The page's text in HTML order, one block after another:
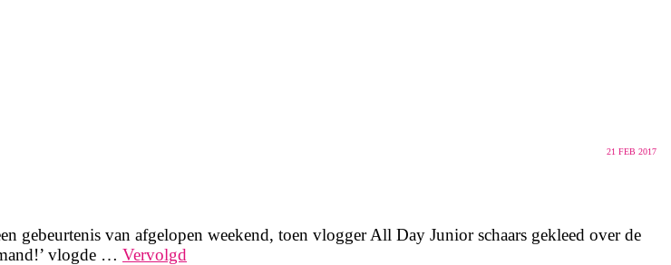
21 FEB 2017
gebeurtenis van afgelopen weekend, toen vlogger All Day Junior schaars gekleed over de
vlogde … Vervolgd